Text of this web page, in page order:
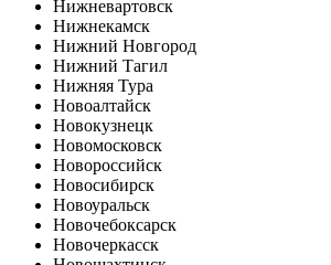
Нижневартовск
Нижнекамск
Нижний Новгород
Нижний Тагил
Нижняя Тура
Новоалтайск
Новокузнецк
Новомосковск
Новороссийск
Новосибирск
Новоуральск
Новочебоксарск
Новочеркасск